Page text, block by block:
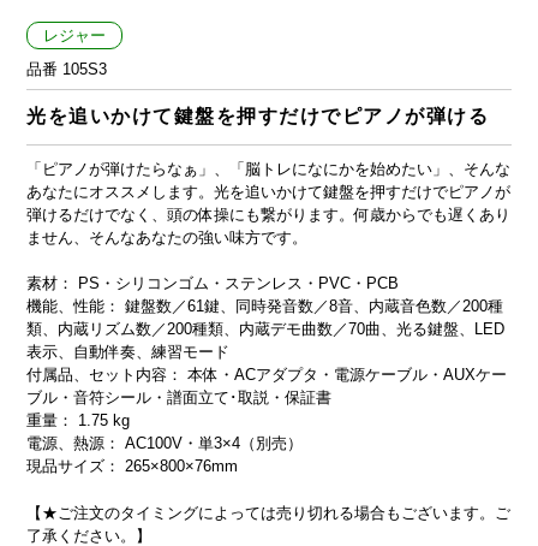
レジャー
品番 105S3
光を追いかけて鍵盤を押すだけでピアノが弾ける
「ピアノが弾けたらなぁ」、「脳トレになにかを始めたい」、そんな
あなたにオススメします。光を追いかけて鍵盤を押すだけでピアノが
弾けるだけでなく、頭の体操にも繋がります。何歳からでも遅くあり
ません、そんなあなたの強い味方です。
素材： PS・シリコンゴム・ステンレス・PVC・PCB
機能、性能： 鍵盤数／61鍵、同時発音数／8音、内蔵音色数／200種
類、内蔵リズム数／200種類、内蔵デモ曲数／70曲、光る鍵盤、LED
表示、自動伴奏、練習モード
付属品、セット内容： 本体・ACアダプタ・電源ケーブル・AUXケー
ブル・音符シール・譜面立て･取説・保証書
重量： 1.75 kg
電源、熱源： AC100V・単3×4（別売）
現品サイズ： 265×800×76mm
【★ご注文のタイミングによっては売り切れる場合もございます。ご
了承ください。】